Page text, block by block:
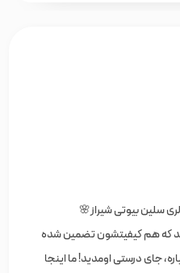
سلین بیوتی شیراز🌸
که هم کیفیتشون تضمین شده
جای درستی اومدید! ما اینجا